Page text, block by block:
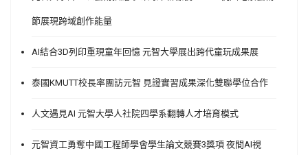
節展現跨域創作能量
AI結合3D列印重現童年回憶 元智大學展出跨代童玩成果展
泰國KMUTT校長率團訪元智 見證實習成果深化雙聯學位合作
人文遇見AI 元智大學人社院四學系翻轉人才培育模式
元智資工勇奪中國工程師學會學生論文競賽3獎項 夜間AI視